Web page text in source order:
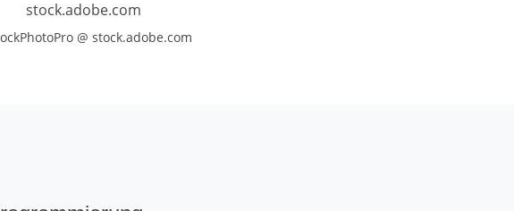
@ stock.adobe.com